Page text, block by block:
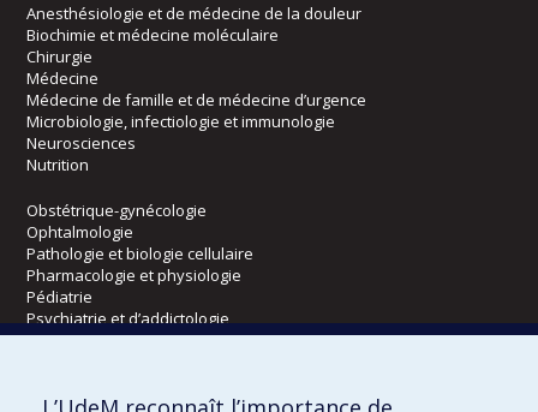
Anesthésiologie et de médecine de la douleur
Biochimie et médecine moléculaire
Chirurgie
Médecine
Médecine de famille et de médecine d’urgence
Microbiologie, infectiologie et immunologie
Neurosciences
Nutrition
Obstétrique-gynécologie
Ophtalmologie
Pathologie et biologie cellulaire
Pharmacologie et physiologie
Pédiatrie
Psychiatrie et d’addictologie
Radiologie, radio-oncologie et médecine nucléaire